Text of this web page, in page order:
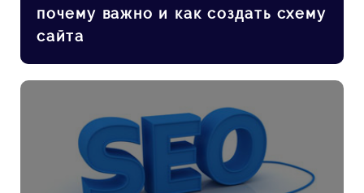
почему важно и как создать схему
сайта